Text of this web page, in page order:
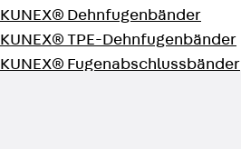
KUNEX® Dehnfugenbänder
KUNEX® TPE-Dehnfugenbänder
KUNEX® Fugenabschlussbänder